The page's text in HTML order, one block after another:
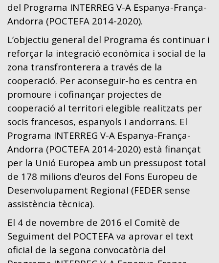
del Programa INTERREG V-A Espanya-França-
Andorra (POCTEFA 2014-2020).
L’objectiu general del Programa és continuar i
reforçar la integració econòmica i social de la
zona transfronterera a través de la
cooperació. Per aconseguir-ho es centra en
promoure i cofinançar projectes de
cooperació al territori elegible realitzats per
socis francesos, espanyols i andorrans. El
Programa INTERREG V-A Espanya-França-
Andorra (POCTEFA 2014-2020) està finançat
per la Unió Europea amb un pressupost total
de 178 milions d’euros del Fons Europeu de
Desenvolupament Regional (FEDER sense
assistència tècnica).
El 4 de novembre de 2016 el Comitè de
Seguiment del POCTEFA va aprovar el text
oficial de la segona convocatòria del